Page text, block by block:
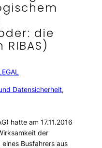
die
Datensicherheit
hatte am 17.11.2016
der
Busfahrers aus